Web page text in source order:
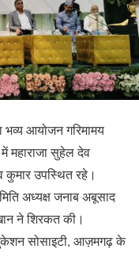
आयोजन गरिमामय
महाराजा सुहेल देव
कुमार उपस्थित रहे।
अध्यक्ष जनाब अबूसाद
ने शिरकत की।
सोसाइटी, आज़मगढ़ के